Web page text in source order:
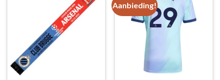
Toevoegen
aan
wenslijst
Aanbieding!
Toevoegen
aan
wenslijst